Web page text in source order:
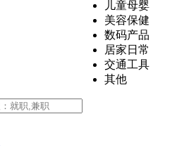
儿童母婴
美容保健
数码产品
居家日常
交通工具
其他